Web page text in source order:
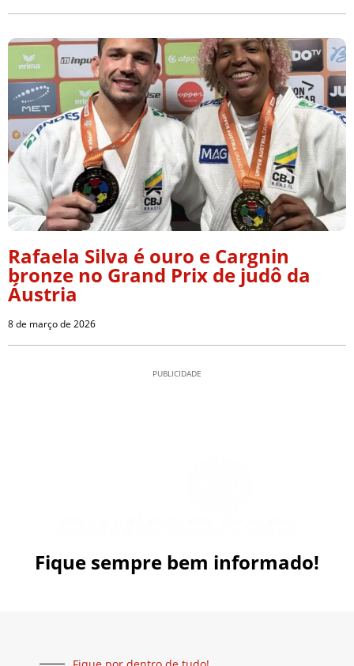
Rafaela Silva é ouro e Cargnin
bronze no Grand Prix de judô da
Áustria
8 de março de 2026
PUBLICIDADE
Fique sempre bem informado!